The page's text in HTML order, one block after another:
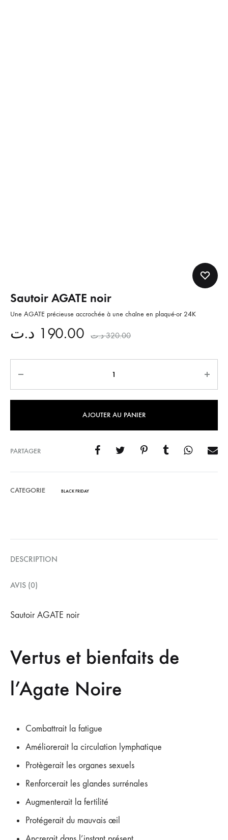
Sautoir AGATE noir
Une AGATE précieuse accrochée à une chaîne en plaqué-or 24K
190.00 د.ت 320.00 د.ت
AJOUTER AU PANIER
PARTAGER
CATEGORIE BLACK FRIDAY
DESCRIPTION
AVIS (0)
Sautoir AGATE noir
Vertus et bienfaits de
l’Agate Noire
Combattrait la fatigue
Améliorerait la circulation lymphatique
Protègerait les organes sexuels
Renforcerait les glandes surrénales
Augmenterait la fertilité
Protégerait du mauvais œil